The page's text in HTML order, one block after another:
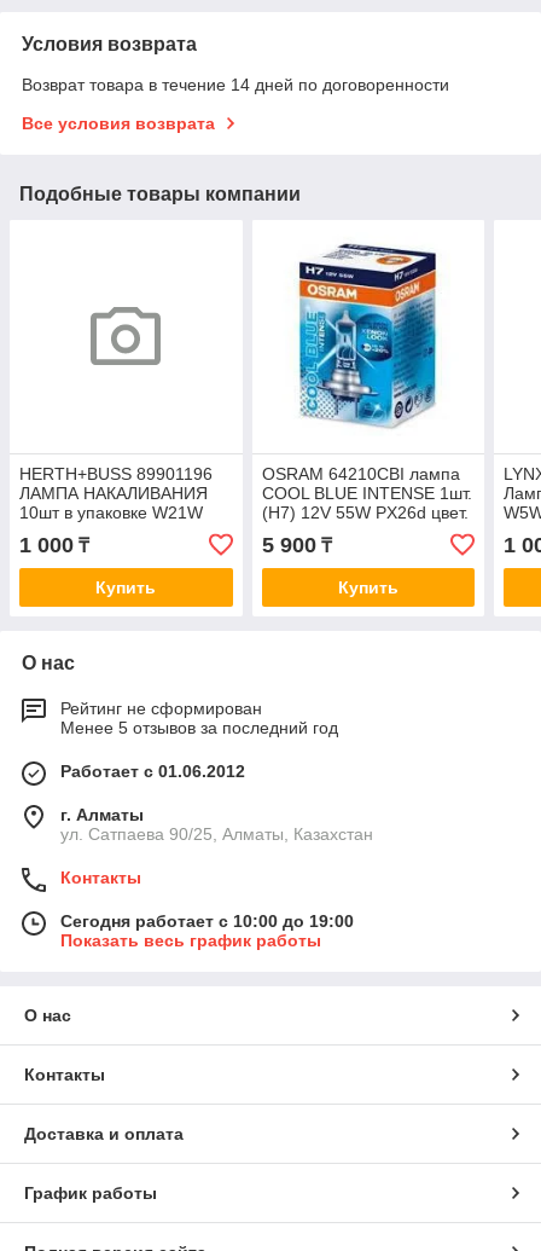
Условия возврата
Возврат товара в течение 14 дней по договоренности
Все условия возврата
Подобные товары компании
HERTH+BUSS 89901196
ЛАМПА НАКАЛИВАНИЯ
10шт в упаковке W21W
1 000 ₸
Купить
OSRAM 64210CBI лампа
COOL BLUE INTENSE 1шт.
(H7) 12V 55W PX26d цвет.
5 900₸
Купить
1
О нас
Рейтинг не сформирован
Менее 5 отзывов за последний год
Работает с 01.06.2012
г. Алматы
ул. Сатпаева 90/25, Алматы, Казахстан
Контакты
Сегодня работает с 10:00 до 19:00
Показать весь график работы
О нас
Контакты
Доставка и оплата
График работы